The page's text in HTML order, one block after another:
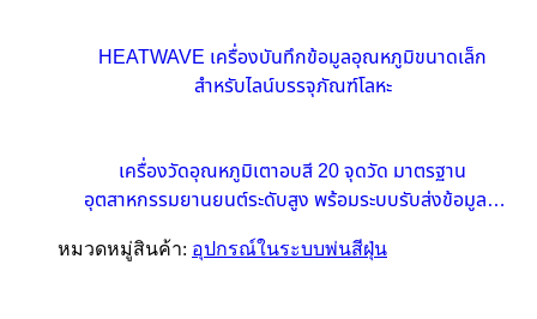
HEATWAVE เครื่องบันทึกข้อมูลอุณหภูมิขนาดเล็ก
สำหรับไลน์บรรจุภัณฑ์โลหะ
เครื่องวัดอุณหภูมิเตาอบสี 20 จุดวัด มาตรฐาน
อุตสาหกรรมยานยนต์ระดับสูง พร้อมระบบรับส่งข้อมูลไร้
หมวดหมู่สินค้า: อุปกรณ์ในระบบพ่นสีฝุ่น